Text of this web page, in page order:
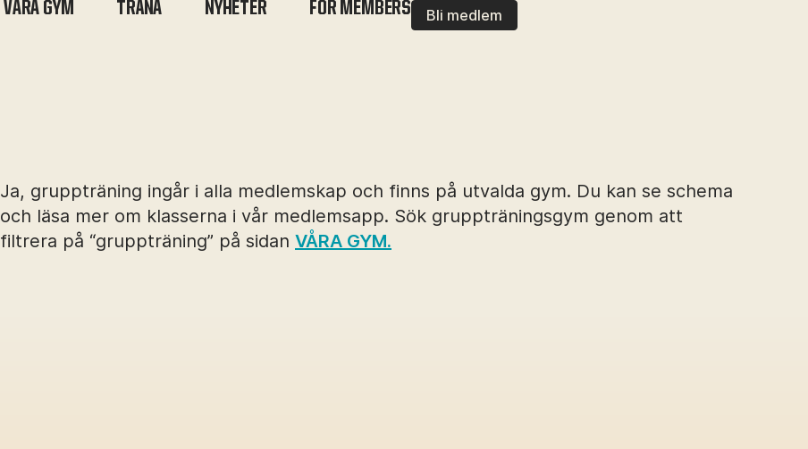
VÅRA GYM TRÄNA NYHETER FOR MEMBERS Bli medlem
Ja, gruppträning ingår i alla medlemskap och finns på utvalda gym. Du kan se schema
och läsa mer om klasserna i vår medlemsapp. Sök gruppträningsgym genom att
filtrera på “gruppträning” på sidan VÅRA GYM.